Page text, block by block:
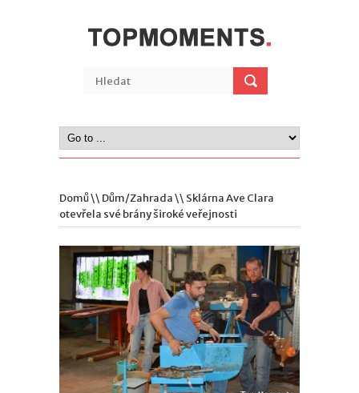
Domů\\ Dům/Zahrada\\ Sklárna Ave Clara
otevřela své brány široké veřejnosti